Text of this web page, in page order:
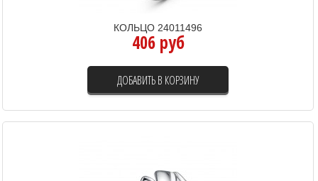
КОЛЬЦО 24011496
406 руб
ДОБАВИТЬ В КОРЗИНУ